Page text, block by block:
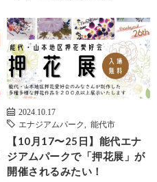
2024.10.17
エナジアムパーク
能代市
【10月17〜25日】能代エナ
ジアムパークで「押花展」が
開催されるみたい！